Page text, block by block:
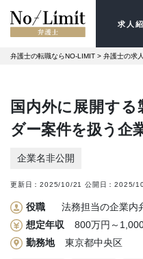
求人
弁護士の転職ならNO-LIMIT > 弁護士の求
国内外に展開す
ダー案件を扱う企
企業名非公開
更新日：2025/10/21 公開日：2025/
役職
法務担当の企業内
想定年収
800万円～
勤務地
東京都中央区